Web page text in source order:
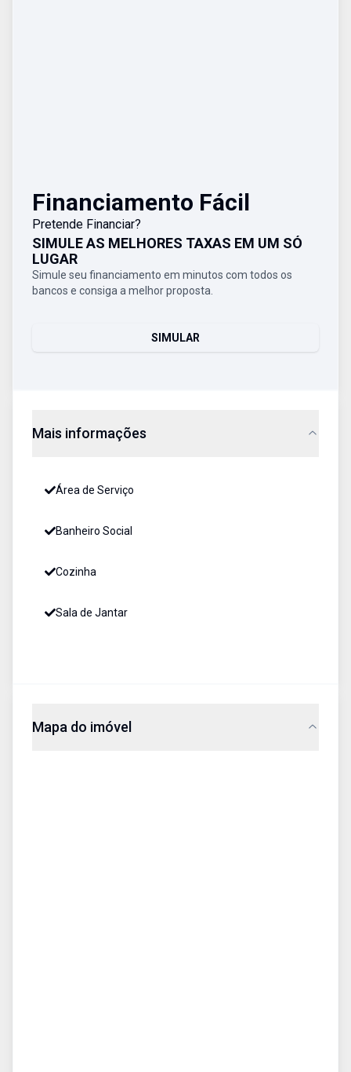
Financiamento Fácil
Pretende Financiar?
SIMULE AS MELHORES TAXAS EM UM SÓ
LUGAR
Simule seu financiamento em minutos com todos os
bancos e consiga a melhor proposta.
SIMULAR
Mais informações
Área de Serviço
Banheiro Social
Cozinha
Sala de Jantar
Mapa do imóvel